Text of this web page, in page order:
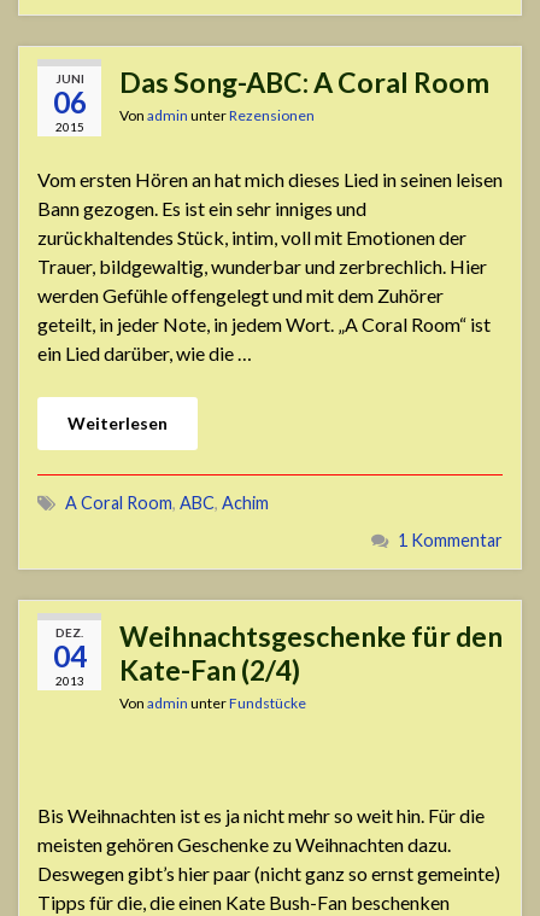
JUNI
06
2015
Das Song-ABC: A Coral Room
Von admin unterRezensionen
Vom ersten Hören an hat mich dieses Lied in seinen leisen
Bann gezogen. Es ist ein sehr inniges und
zurückhaltendes Stück, intim, voll mit Emotionen der
Trauer, bildgewaltig, wunderbar und zerbrechlich. Hier
werden Gefühle offengelegt und mit dem Zuhörer
geteilt, in jeder Note, in jedem Wort. „A Coral Room“ ist
ein Lied darüber, wie die …
Weiterlesen
A Coral Room, ABC, Achim
1 Kommentar
DEZ.
04
2013
Weihnachtsgeschenke für den
Kate-Fan (2/4)
Von admin unterFundstücke
Bis Weihnachten ist es ja nicht mehr so weit hin. Für die
meisten gehören Geschenke zu Weihnachten dazu.
Deswegen gibt’s hier paar (nicht ganz so ernst gemeinte)
Tipps für die, die einen Kate Bush-Fan beschenken